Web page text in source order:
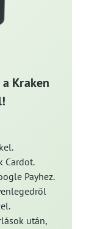
Kraken
Cardot.
Payhez.
után,